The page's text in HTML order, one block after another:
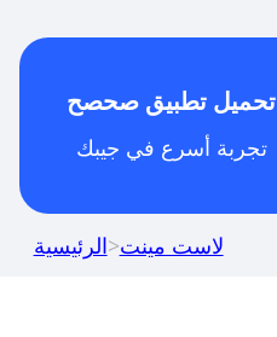
تحميل تطبيق صحصح
تجربة أسرع في جيبك
الرئيسية>لاست مينت